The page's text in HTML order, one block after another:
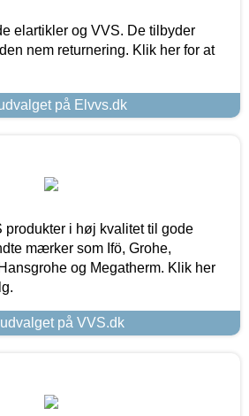
elartikler og VVS. De tilbyder
nem returnering. Klik her for at
på Elvvs.dk
i høj kvalitet til gode
mærker som Ifö, Grohe,
og Megatherm. Klik her
på VVS.dk